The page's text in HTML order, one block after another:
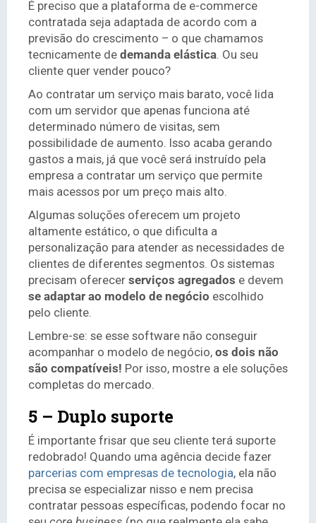
É preciso que a plataforma de e-commerce
contratada seja adaptada de acordo com a
previsão do crescimento – o que chamamos
tecnicamente de demanda elástica. Ou seu
cliente quer vender pouco?
Ao contratar um serviço mais barato, você lida
com um servidor que apenas funciona até
determinado número de visitas, sem
possibilidade de aumento. Isso acaba gerando
gastos a mais, já que você será instruído pela
empresa a contratar um serviço que permite
mais acessos por um preço mais alto.
Algumas soluções oferecem um projeto
altamente estático, o que dificulta a
personalização para atender as necessidades de
clientes de diferentes segmentos. Os sistemas
precisam oferecer serviços agregados e devem
se adaptar ao modelo de negócio escolhido
pelo cliente.
Lembre-se: se esse software não conseguir
acompanhar o modelo de negócio, os dois não
são compatíveis! Por isso, mostre a ele soluções
completas do mercado.
5 – Duplo suporte
É importante frisar que seu cliente terá suporte
redobrado! Quando uma agência decide fazer
parcerias com empresas de tecnologia, ela não
precisa se especializar nisso e nem precisa
contratar pessoas específicas, podendo focar no